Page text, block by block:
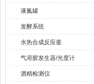
液氮罐
发酵系统
水热合成反应釜
气溶胶发生器/光度计
酒精检测仪